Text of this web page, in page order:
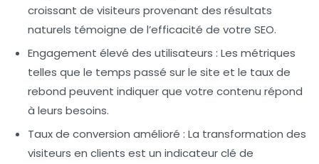
croissant de visiteurs provenant des résultats
naturels témoigne de l’efficacité de votre SEO.
Engagement élevé des utilisateurs : Les métriques
telles que le temps passé sur le site et le taux de
rebond peuvent indiquer que votre contenu répond
à leurs besoins.
Taux de conversion amélioré : La transformation des
visiteurs en clients est un indicateur clé de